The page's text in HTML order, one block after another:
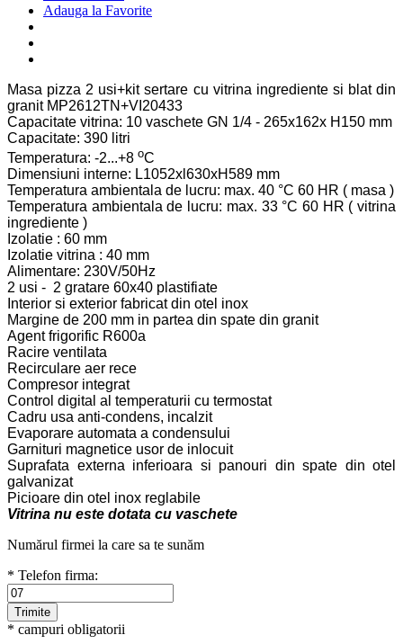
Adauga la Favorite
Masa pizza 2 usi+kit sertare cu vitrina ingrediente si blat din
granit MP2612TN+VI20433
Capacitate vitrina: 10 vaschete GN 1/4 - 265x162x H150 mm
Capacitate: 390 litri
Temperatura: -2...+8 oC
Dimensiuni interne: L1052xl630xH589 mm
Temperatura ambientala de lucru: max. 40 °C 60 HR ( masa )
Temperatura ambientala de lucru: max. 33 °C 60 HR ( vitrina
ingrediente )
Izolatie : 60 mm
Izolatie vitrina : 40 mm
Alimentare: 230V/50Hz
2 usi - 2 gratare 60x40 plastifiate
Interior si exterior fabricat din otel inox
Margine de 200 mm in partea din spate din granit
Agent frigorific R600a
Racire ventilata
Recirculare aer rece
Compresor integrat
Control digital al temperaturii cu termostat
Cadru usa anti-condens, incalzit
Evaporare automata a condensului
Garnituri magnetice usor de inlocuit
Suprafata externa inferioara si panouri din spate din otel
galvanizat
Picioare din otel inox reglabile
Vitrina nu este dotata cu vaschete
Numărul firmei la care sa te sunăm
* Telefon firma:
* campuri obligatorii